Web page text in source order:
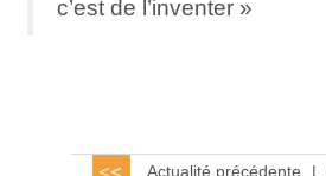
c’est de l’inventer »
Actualité précédente |